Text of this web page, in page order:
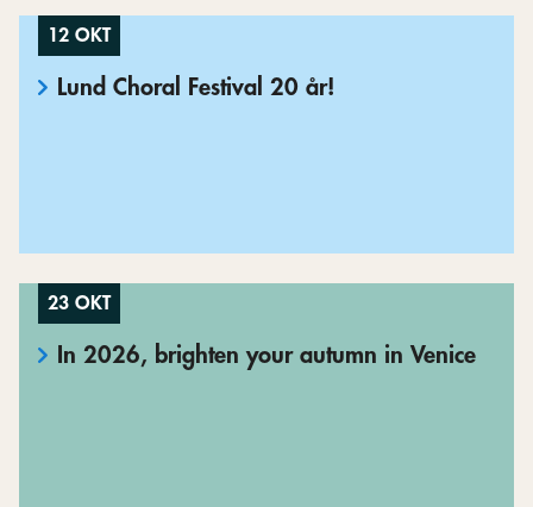
12 OKT
Lund Choral Festival 20 år!
23 OKT
In 2026, brighten your autumn in Venice